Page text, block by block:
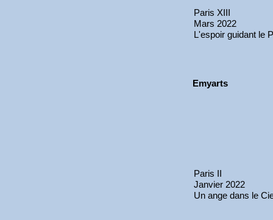
Paris XIII
Mars 2022
L'espoir guidant le
Emyarts
Paris II
Janvier 2022
Un ange dans le